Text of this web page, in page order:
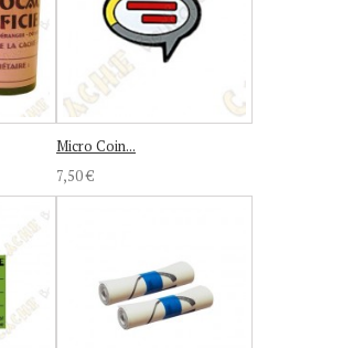
Micro Coin...
7,50 €